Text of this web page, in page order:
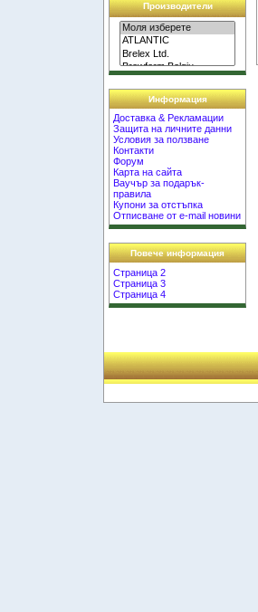
Производители
Информация
Доставка & Рекламации
Защита на личните данни
Условия за ползване
Контакти
Форум
Карта на сайта
Ваучър за подарък-
правила
Купони за отстъпка
Отписване от e-mail новини
Повече информация
Страница 2
Страница 3
Страница 4